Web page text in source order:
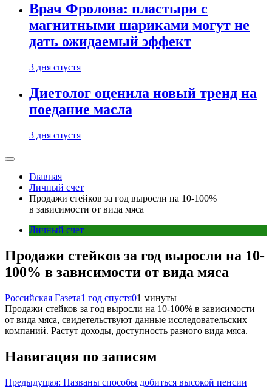
Врач Фролова: пластыри с
магнитными шариками могут не
дать ожидаемый эффект
3 дня спустя
Диетолог оценила новый тренд на
поедание масла
3 дня спустя
Главная
Личный счет
Продажи стейков за год выросли на 10-100%
в зависимости от вида мяса
Личный счет
Продажи стейков за год выросли на 10-
100% в зависимости от вида мяса
Российская Газета1 год спустя01 минуты
Продажи стейков за год выросли на 10-100% в зависимости
от вида мяса, свидетельствуют данные исследовательских
компаний. Растут доходы, доступность разного вида мяса.
Навигация по записям
Предыдущая: Названы способы добиться высокой пенсии